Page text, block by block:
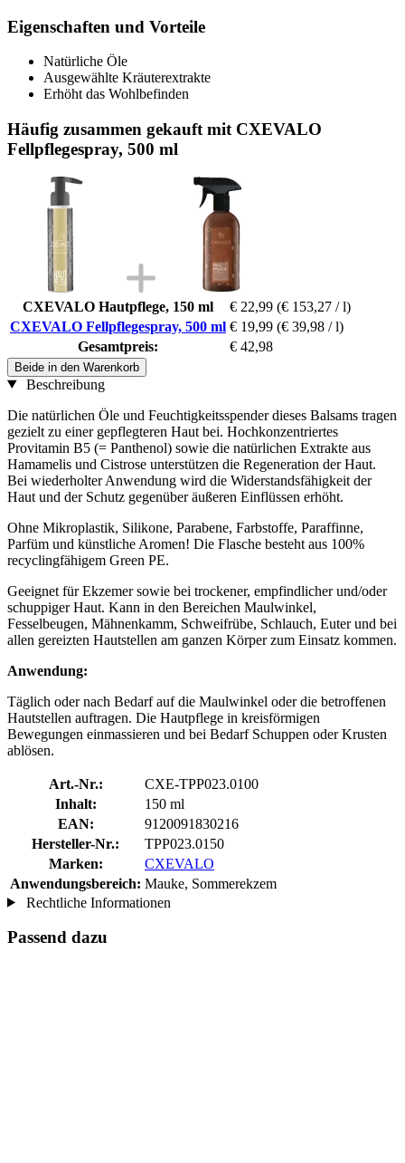
Eigenschaften und Vorteile
Natürliche Öle
Ausgewählte Kräuterextrakte
Erhöht das Wohlbefinden
Häufig zusammen gekauft mit CXEVALO
Fellpflegespray, 500 ml
CXEVALO Hautpflege, 150 ml € 22,99 (€ 153,27 / l)
CXEVALO Fellpflegespray, 500 ml € 19,99 (€ 39,98 / l)
Gesamtpreis:
€ 42,98
Beide in den Warenkorb
Beschreibung
Die natürlichen Öle und Feuchtigkeitsspender dieses Balsams tragen
gezielt zu einer gepflegteren Haut bei. Hochkonzentriertes
Provitamin B5 (= Panthenol) sowie die natürlichen Extrakte aus
Hamamelis und Cistrose unterstützen die Regeneration der Haut.
Bei wiederholter Anwendung wird die Widerstandsfähigkeit der
Haut und der Schutz gegenüber äußeren Einflüssen erhöht.
Ohne Mikroplastik, Silikone, Parabene, Farbstoffe, Paraffinne,
Parfüm und künstliche Aromen! Die Flasche besteht aus 100%
recyclingfähigem Green PE.
Geeignet für Ekzemer sowie bei trockener, empfindlicher und/oder
schuppiger Haut. Kann in den Bereichen Maulwinkel,
Fesselbeugen, Mähnenkamm, Schweifrübe, Schlauch, Euter und bei
allen gereizten Hautstellen am ganzen Körper zum Einsatz kommen.
Anwendung:
Täglich oder nach Bedarf auf die Maulwinkel oder die betroffenen
Hautstellen auftragen. Die Hautpflege in kreisförmigen
Bewegungen einmassieren und bei Bedarf Schuppen oder Krusten
ablösen.
Art.-Nr.:
CXE-TPP023.0100
Inhalt:
150 ml
EAN:
9120091830216
Hersteller-Nr.:
TPP023.0150
Marken:
CXEVALO
Anwendungsbereich: Mauke, Sommerekzem
Rechtliche Informationen
Passend dazu